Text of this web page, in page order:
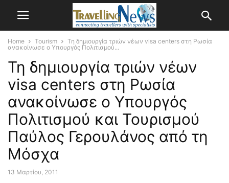
Home Tourism
Τη δημιουργία τριών νέων visa centers στη Ρωσία
ανακοίνωσε ο Υπουργός Πολιτισμού...
Τη δημιουργία τριών νέων
visa centers στη Ρωσία
ανακοίνωσε ο Υπουργός
Πολιτισμού και Τουρισμού
Παύλος Γερουλάνος από τη
Μόσχα
13 Μαρτίου, 2011